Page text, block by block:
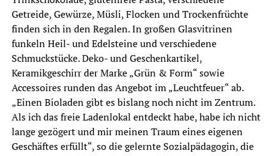
Getreide, Gewürze, Müsli, Flocken und Trockenfrüchte
finden sich in den Regalen. In großen Glasvitrinen
funkeln Heil- und Edelsteine und verschiedene
Schmuckstücke. Deko- und Geschenkartikel,
Keramikgeschirr der Marke „Grün & Form“ sowie
Accessoires runden das Angebot im „Leuchtfeuer“ ab.
„Einen Bioladen gibt es bislang noch nicht im Zentrum.
Als ich das freie Ladenlokal entdeckt habe, habe ich nicht
lange gezögert und mir meinen Traum eines eigenen
Geschäftes erfüllt“, so die gelernte Sozialpädagogin, die